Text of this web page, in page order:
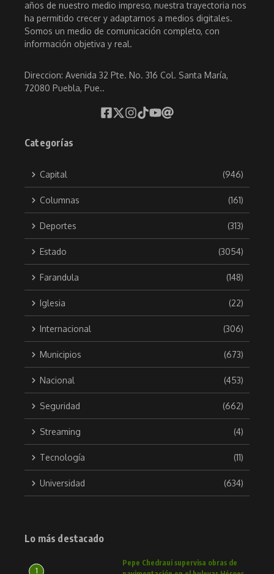
años de nuestro medio impreso, nuestra trayectoria nos
ha permitido crecer y adaptarnos a medios digitales.
Somos un medio de comunicación completo, con
información objetiva y real.
Direccion: Avenida 32 Pte. No. 316 Col. Santa María,
72080 Puebla, Pue..
Categorías
Capital (946)
Columnas (161)
Deportes (313)
Estado (3054)
Farandula (148)
Iglesia (22)
Internacional (306)
Municipios (673)
Nacional (453)
Seguridad (662)
Streaming (4)
Tecnología (11)
Universidad (634)
Lo más destacado
1
Pepe Chedraui supervisa obras de